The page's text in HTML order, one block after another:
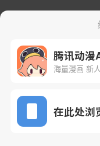
腾讯动漫
海量漫画 新
在此处浏